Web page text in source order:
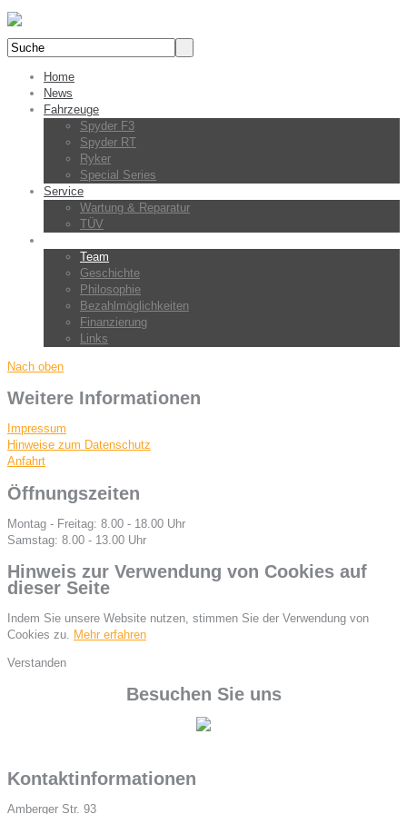
Home
News
Fahrzeuge
Spyder F3
Spyder RT
Ryker
Special Series
Service
Wartung & Reparatur
TÜV
Team
Geschichte
Philosophie
Bezahlmöglichkeiten
Finanzierung
Links
Nach oben
Weitere Informationen
Impressum
Hinweise zum Datenschutz
Anfahrt
Öffnungszeiten
Montag - Freitag: 8.00 - 18.00 Uhr
Samstag: 8.00 - 13.00 Uhr
Hinweis zur Verwendung von Cookies auf
dieser Seite
Indem Sie unsere Website nutzen, stimmen Sie der Verwendung von
Cookies zu. Mehr erfahren
Verstanden
Besuchen Sie uns
Kontaktinformationen
Amberger Str. 93